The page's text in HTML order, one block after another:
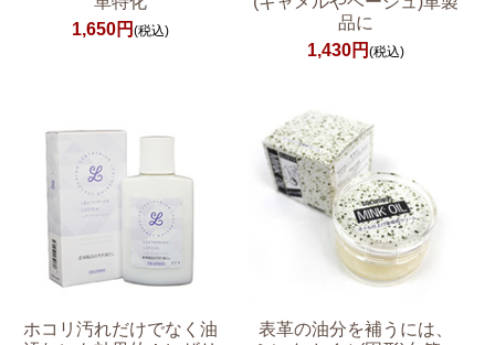
1,650円(税込)
品に
1,430円 (税込)
ホコリ汚れだけでなく油
表革の油分を補うには、